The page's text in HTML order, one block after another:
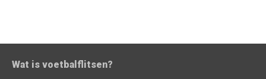
Wat is voetbalflitsen?